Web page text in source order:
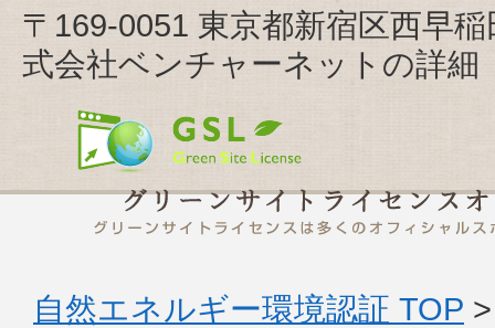
〒169-0051 東京都新宿区西早
式会社ベンチャーネットの詳細
自然エネルギー環境認証 TOP